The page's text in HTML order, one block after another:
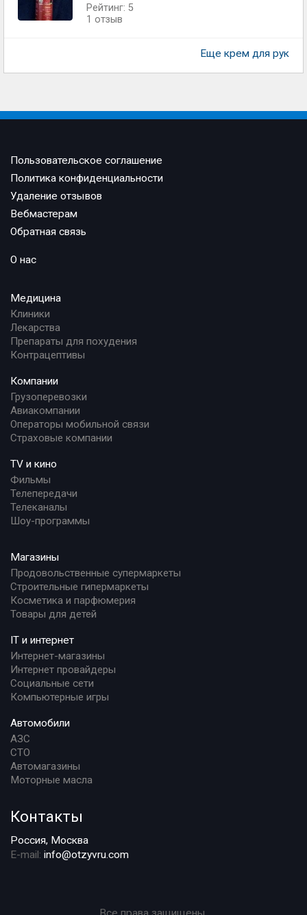
Рейтинг: 5
1 отзыв
Еще крем для рук
Пользовательское соглашение
Политика конфиденциальности
Удаление отзывов
Вебмастерам
Обратная связь
О нас
Медицина
Клиники
Лекарства
Препараты для похудения
Контрацептивы
Компании
Грузоперевозки
Авиакомпании
Операторы мобильной связи
Страховые компании
TV и кино
Фильмы
Телепередачи
Телеканалы
Шоу-программы
Магазины
Продовольственные супермаркеты
Строительные гипермаркеты
Косметика и парфюмерия
Товары для детей
IT и интернет
Интернет-магазины
Интернет провайдеры
Социальные сети
Компьютерные игры
Автомобили
АЗС
СТО
Автомагазины
Моторные масла
Контакты
Россия, Москва
E-mail: info@otzyvru.com